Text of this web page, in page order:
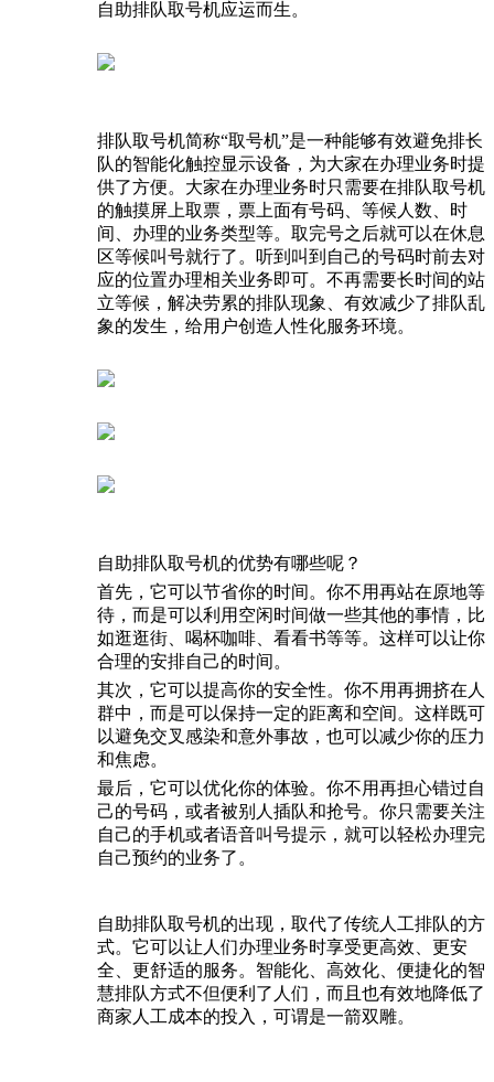
自助排队取号机应运而生。
排队取号机简称“取号机”是一种能够有效避免排长
队的智能化触控显示设备，为大家在办理业务时提
供了方便。大家在办理业务时只需要在排队取号机
的触摸屏上取票，票上面有号码、等候人数、时
间、办理的业务类型等。取完号之后就可以在休息
区等候叫号就行了。听到叫到自己的号码时前去对
应的位置办理相关业务即可。不再需要长时间的站
立等候，解决劳累的排队现象、有效减少了排队乱
象的发生，给用户创造人性化服务环境。
自助排队取号机的优势有哪些呢？
首先，它可以节省你的时间。你不用再站在原地等
待，而是可以利用空闲时间做一些其他的事情，比
如逛逛街、喝杯咖啡、看看书等等。这样可以让你
合理的安排自己的时间。
其次，它可以提高你的安全性。你不用再拥挤在人
群中，而是可以保持一定的距离和空间。这样既可
以避免交叉感染和意外事故，也可以减少你的压力
和焦虑。
最后，它可以优化你的体验。你不用再担心错过自
己的号码，或者被别人插队和抢号。你只需要关注
自己的手机或者语音叫号提示，就可以轻松办理完
自己预约的业务了。
自助排队取号机的出现，取代了传统人工排队的方
式。它可以让人们办理业务时享受更高效、更安
全、更舒适的服务。智能化、高效化、便捷化的智
慧排队方式不但便利了人们，而且也有效地降低了
商家人工成本的投入，可谓是一箭双雕。